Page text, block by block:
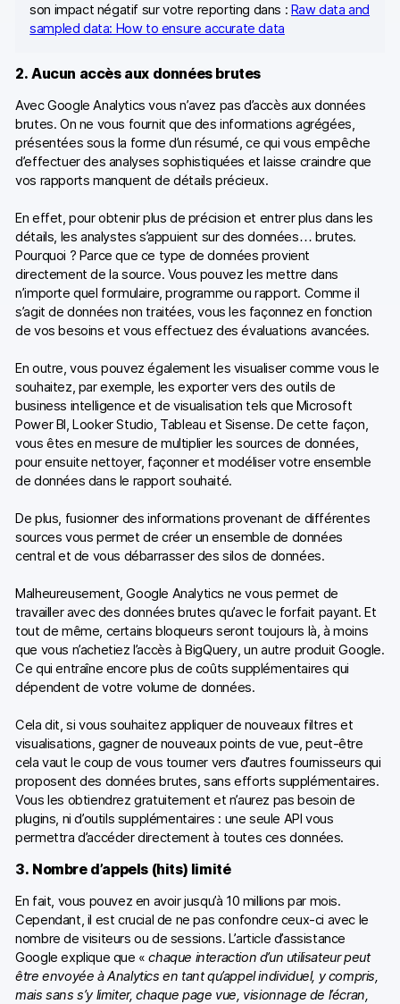
son impact négatif sur votre reporting dans : Raw data and
sampled data: How to ensure accurate data
2. Aucun accès aux données brutes
Avec Google Analytics vous n’avez pas d’accès aux données
brutes. On ne vous fournit que des informations agrégées,
présentées sous la forme d’un résumé, ce qui vous empêche
d’effectuer des analyses sophistiquées et laisse craindre que
vos rapports manquent de détails précieux.
En effet, pour obtenir plus de précision et entrer plus dans les
détails, les analystes s’appuient sur des données… brutes.
Pourquoi ? Parce que ce type de données provient
directement de la source. Vous pouvez les mettre dans
n’importe quel formulaire, programme ou rapport. Comme il
s’agit de données non traitées, vous les façonnez en fonction
de vos besoins et vous effectuez des évaluations avancées.
En outre, vous pouvez également les visualiser comme vous le
souhaitez, par exemple, les exporter vers des outils de
business intelligence et de visualisation tels que Microsoft
Power BI, Looker Studio, Tableau et Sisense. De cette façon,
vous êtes en mesure de multiplier les sources de données,
pour ensuite nettoyer, façonner et modéliser votre ensemble
de données dans le rapport souhaité.
De plus, fusionner des informations provenant de différentes
sources vous permet de créer un ensemble de données
central et de vous débarrasser des silos de données.
Malheureusement, Google Analytics ne vous permet de
travailler avec des données brutes qu’avec le forfait payant. Et
tout de même, certains bloqueurs seront toujours là, à moins
que vous n’achetiez l’accès à BigQuery, un autre produit Google.
Ce qui entraîne encore plus de coûts supplémentaires qui
dépendent de votre volume de données.
Cela dit, si vous souhaitez appliquer de nouveaux filtres et
visualisations, gagner de nouveaux points de vue, peut-être
cela vaut le coup de vous tourner vers d’autres fournisseurs qui
proposent des données brutes, sans efforts supplémentaires.
Vous les obtiendrez gratuitement et n’aurez pas besoin de
plugins, ni d’outils supplémentaires : une seule API vous
permettra d’accéder directement à toutes ces données.
3. Nombre d’appels (hits) limité
En fait, vous pouvez en avoir jusqu’à 10 millions par mois.
Cependant, il est crucial de ne pas confondre ceux-ci avec le
nombre de visiteurs ou de sessions. L’article d’assistance
Google explique que «chaque interaction d’un utilisateur peut
être envoyée à Analytics en tant qu’appel individuel, y compris,
mais sans s’y limiter, chaque page vue, visionnage de l’écran,